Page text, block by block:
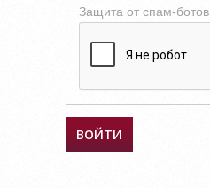
Защита от спам-ботов